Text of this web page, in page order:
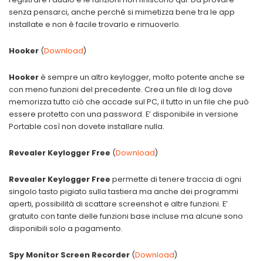
senza pensarci, anche perché si mimetizza bene tra le app
installate e non è facile trovarlo e rimuoverlo.
Hooker (Download)
Hookerè sempre un altro keylogger, molto potente anche se
con meno funzioni del precedente. Crea un file di log dove
memorizza tutto ciò che accade sul PC, il tutto in un file che può
essere protetto con una password. E’ disponibile in versione
Portable così non dovete installare nulla.
Revealer Keylogger Free (Download)
Revealer Keylogger Free permette di tenere traccia di ogni
singolo tasto pigiato sulla tastiera ma anche dei programmi
aperti, possibilità di scattare screenshot e altre funzioni. E’
gratuito con tante delle funzioni base incluse ma alcune sono
disponibili solo a pagamento.
Spy Monitor Screen Recorder (Download)